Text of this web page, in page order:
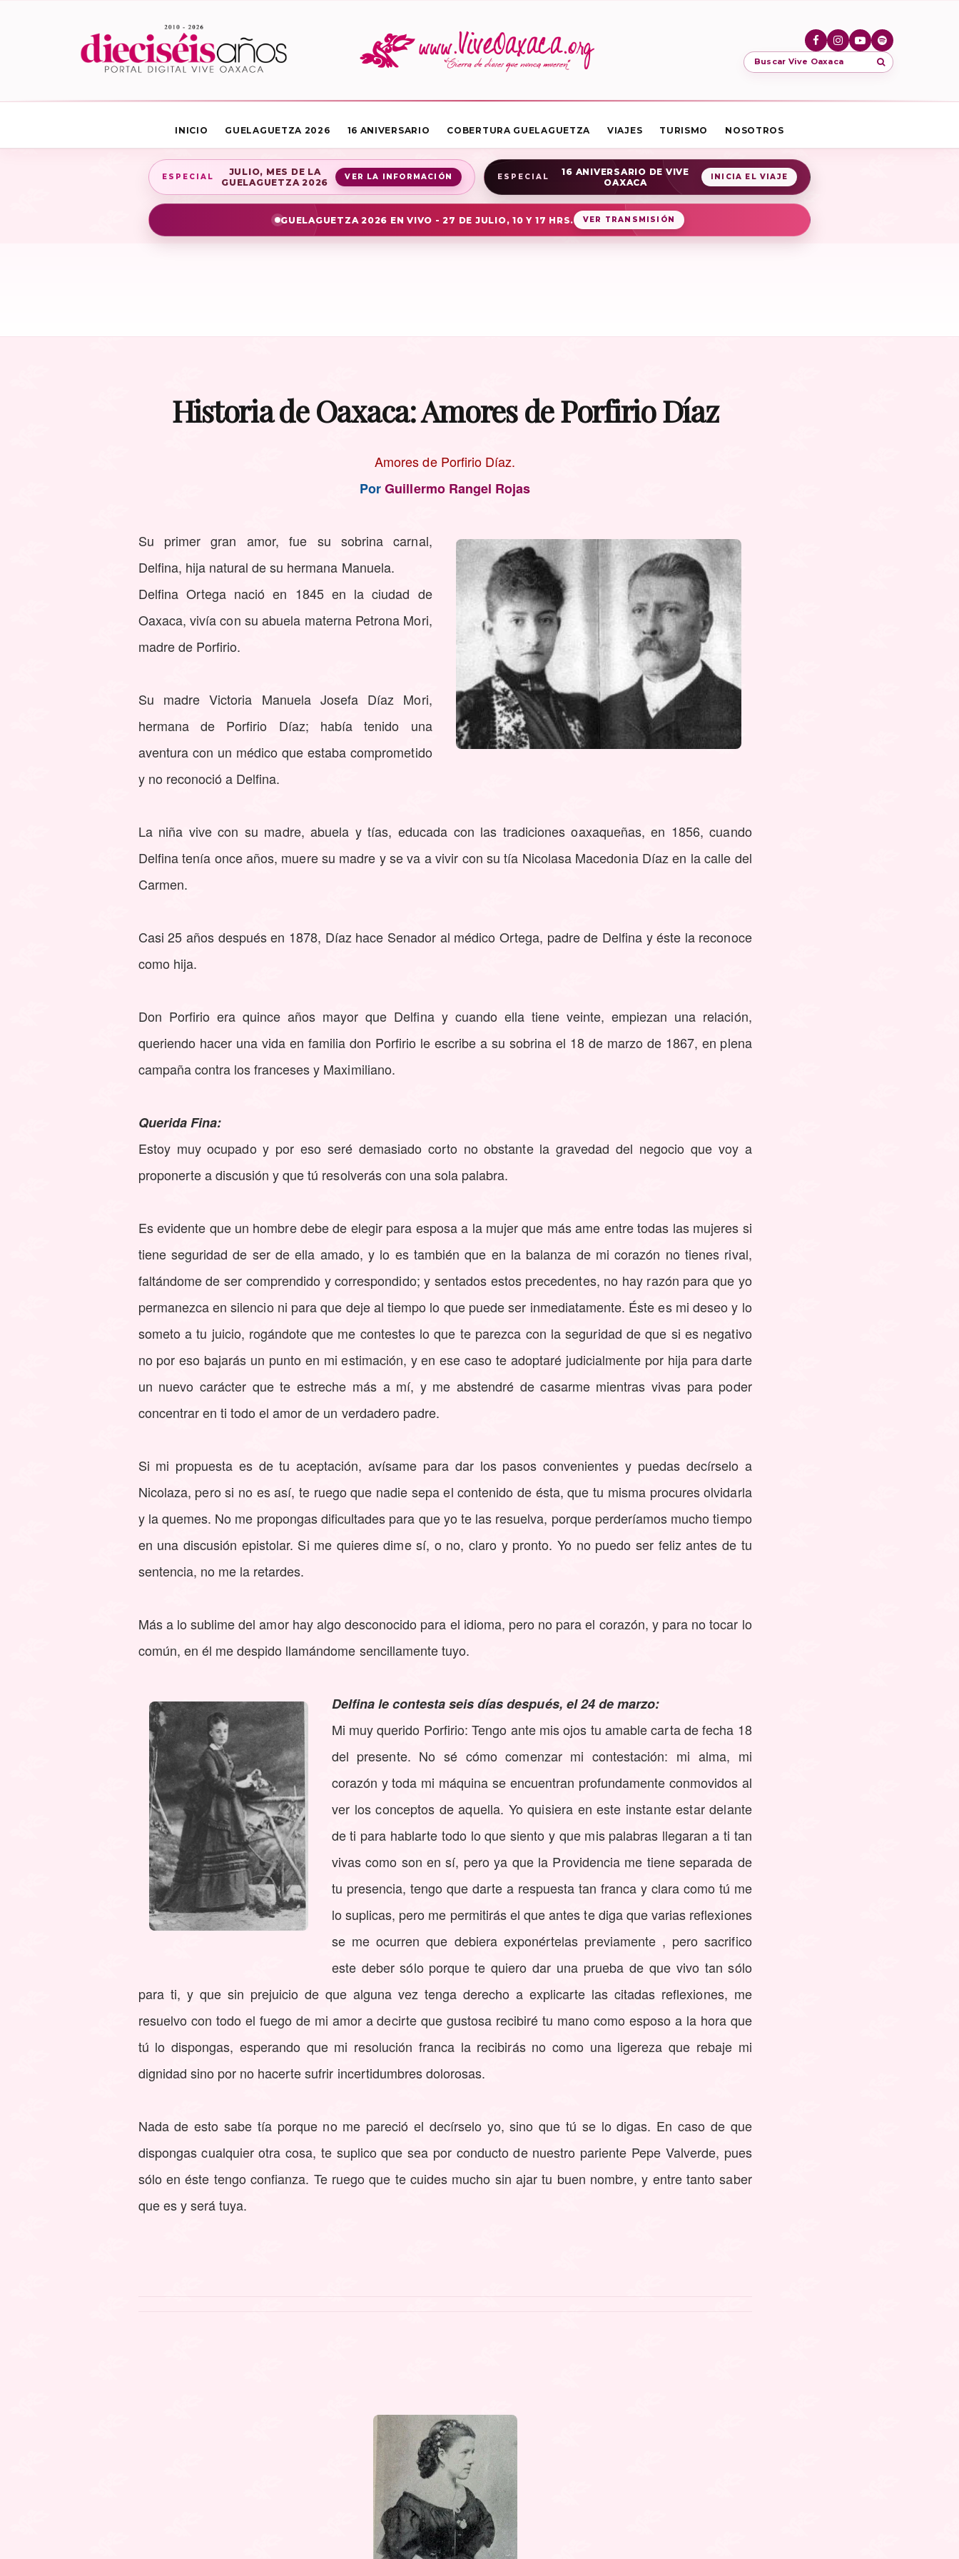
Buscar Vive Oaxaca
INICIO GUELAGUETZA 2026 16 ANIVERSARIO COBERTURA GUELAGUETZA VIAJES TURISMO NOSOTROS
ESPECIAL
JULIO, MES DE LA
GUELAGUETZA 2026
VER LA INFORMACIÓN ESPECIAL
16 ANIVERSARIO DE VIVE
OAXACA
INICIA EL VIAJE
GUELAGUETZA 2026 EN VIVO - 27 DE JULIO, 10 Y 17 HRS. VER TRANSMISIÓN
Historia de Oaxaca: Amores de Porfirio Díaz
Amores de Porfirio Díaz.
PorGuillermo Rangel Rojas
Su primer gran amor, fue su sobrina carnal,
Delfina, hija natural de su hermana Manuela.
Delfina Ortega nació en 1845 en la ciudad de
Oaxaca, vivía con su abuela materna Petrona Mori,
madre de Porfirio.
Su madre Victoria Manuela Josefa Díaz Mori,
hermana de Porfirio Díaz; había tenido una
aventura con un médico que estaba comprometido
y no reconoció a Delfina.
La niña vive con su madre, abuela y tías, educada con las tradiciones oaxaqueñas, en 1856, cuando
Delfina tenía once años, muere su madre y se va a vivir con su tía Nicolasa Macedonia Díaz en la calle del
Carmen.
Casi 25 años después en 1878, Díaz hace Senador al médico Ortega, padre de Delfina y éste la reconoce
como hija.
Don Porfirio era quince años mayor que Delfina y cuando ella tiene veinte, empiezan una relación,
queriendo hacer una vida en familia don Porfirio le escribe a su sobrina el 18 de marzo de 1867, en plena
campaña contra los franceses y Maximiliano.
Querida Fina:
Estoy muy ocupado y por eso seré demasiado corto no obstante la gravedad del negocio que voy a
proponerte a discusión y que tú resolverás con una sola palabra.
Es evidente que un hombre debe de elegir para esposa a la mujer que más ame entre todas las mujeres si
tiene seguridad de ser de ella amado, y lo es también que en la balanza de mi corazón no tienes rival,
faltándome de ser comprendido y correspondido; y sentados estos precedentes, no hay razón para que yo
permanezca en silencio ni para que deje al tiempo lo que puede ser inmediatamente. Éste es mi deseo y lo
someto a tu juicio, rogándote que me contestes lo que te parezca con la seguridad de que si es negativo
no por eso bajarás un punto en mi estimación, y en ese caso te adoptaré judicialmente por hija para darte
un nuevo carácter que te estreche más a mí, y me abstendré de casarme mientras vivas para poder
concentrar en ti todo el amor de un verdadero padre.
Si mi propuesta es de tu aceptación, avísame para dar los pasos convenientes y puedas decírselo a
Nicolaza, pero si no es así, te ruego que nadie sepa el contenido de ésta, que tu misma procures olvidarla
y la quemes. No me propongas dificultades para que yo te las resuelva, porque perderíamos mucho tiempo
en una discusión epistolar. Si me quieres dime sí, o no, claro y pronto. Yo no puedo ser feliz antes de tu
sentencia, no me la retardes.
Más a lo sublime del amor hay algo desconocido para el idioma, pero no para el corazón, y para no tocar lo
común, en él me despido llamándome sencillamente tuyo.
Delfina le contesta seis días después, el 24 de marzo:
Mi muy querido Porfirio: Tengo ante mis ojos tu amable carta de fecha 18
del presente. No sé cómo comenzar mi contestación: mi alma, mi
corazón y toda mi máquina se encuentran profundamente conmovidos al
ver los conceptos de aquella. Yo quisiera en este instante estar delante
de ti para hablarte todo lo que siento y que mis palabras llegaran a ti tan
vivas como son en sí, pero ya que la Providencia me tiene separada de
tu presencia, tengo que darte a respuesta tan franca y clara como tú me
lo suplicas, pero me permitirás el que antes te diga que varias reflexiones
se me ocurren que debiera exponértelas previamente , pero sacrifico
este deber sólo porque te quiero dar una prueba de que vivo tan sólo
para ti, y que sin prejuicio de que alguna vez tenga derecho a explicarte las citadas reflexiones, me
resuelvo con todo el fuego de mi amor a decirte que gustosa recibiré tu mano como esposo a la hora que
tú lo dispongas, esperando que mi resolución franca la recibirás no como una ligereza que rebaje mi
dignidad sino por no hacerte sufrir incertidumbres dolorosas.
Nada de esto sabe tía porque no me pareció el decírselo yo, sino que tú se lo digas. En caso de que
dispongas cualquier otra cosa, te suplico que sea por conducto de nuestro pariente Pepe Valverde, pues
sólo en éste tengo confianza. Te ruego que te cuides mucho sin ajar tu buen nombre, y entre tanto saber
que es y será tuya.